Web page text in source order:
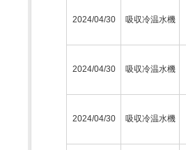
2024/04/30 吸収冷温水機
2024/04/30 吸収冷温水機
2024/04/30 吸収冷温水機